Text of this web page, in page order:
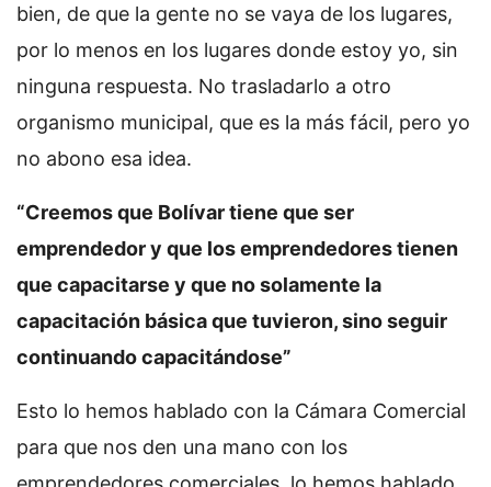
bien, de que la gente no se vaya de los lugares,
por lo menos en los lugares donde estoy yo, sin
ninguna respuesta. No trasladarlo a otro
organismo municipal, que es la más fácil, pero yo
no abono esa idea.
“Creemos que Bolívar tiene que ser
emprendedor y que los emprendedores tienen
que capacitarse y que no solamente la
capacitación básica que tuvieron, sino seguir
continuando capacitándose”
Esto lo hemos hablado con la Cámara Comercial
para que nos den una mano con los